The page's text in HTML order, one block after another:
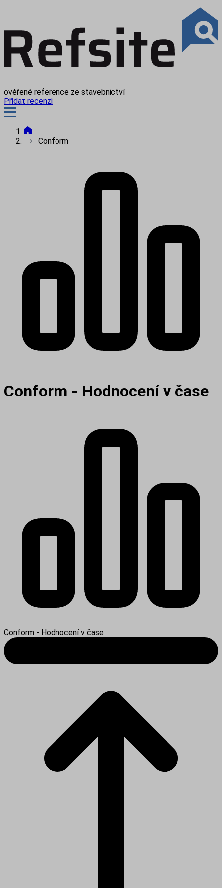
ověřené reference ze stavebnictví
Přidat recenzi
Conform
Conform - Hodnocení v čase
Conform - Hodnocení v čase